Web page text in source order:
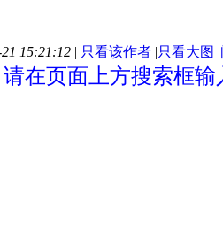
15:21:12 | 只看该作者 |只看大图 |
在页面上方搜索框输